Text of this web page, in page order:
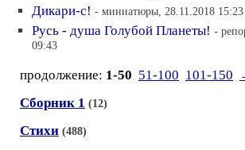
Дикари-с! - миниатюры, 28.11.2018 15:23
Русь - душа Голубой Планеты! -
09:43
продолжение: 1-50 51-100 101-150
Сборник 1 (12)
Стихи (488)